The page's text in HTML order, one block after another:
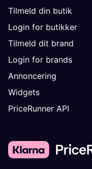
Tilmeld din butik
Login for butikker
Tilmeld dit brand
Login for brands
Annoncering
Widgets
PriceRunner API